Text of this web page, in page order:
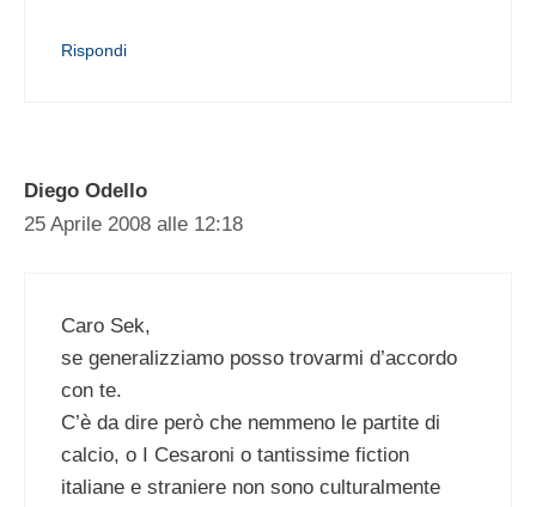
Rispondi
Diego Odello
25 Aprile 2008 alle 12:18
Caro Sek,
se generalizziamo posso trovarmi d’accordo
con te.
C’è da dire però che nemmeno le partite di
calcio, o I Cesaroni o tantissime fiction
italiane e straniere non sono culturalmente